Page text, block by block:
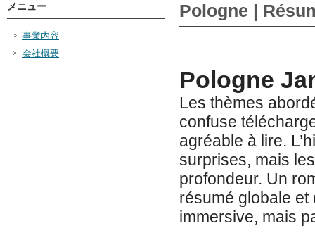
Pologne |
Pologne
Les thèmes
confuse
agréable à lire.
surprises, mais
profondeur. Un
résumé globale et
immersive, mais
メニュー
事業内容
会社概要